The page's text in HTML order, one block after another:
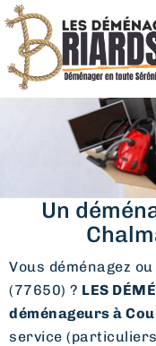
Un
Vous déménagez
(77650) ? LES
déménageurs à
service